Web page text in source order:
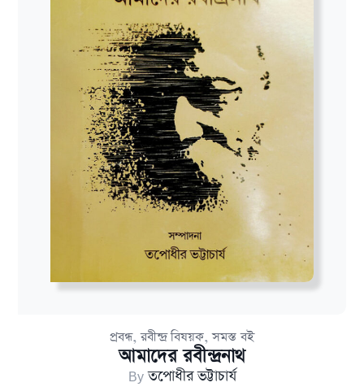
প্রবন্ধ,রবীন্দ্র বিষয়ক,সমস্ত বই
আমাদের রবীন্দ্রনাথ
Byতপোধীর ভট্টাচার্য